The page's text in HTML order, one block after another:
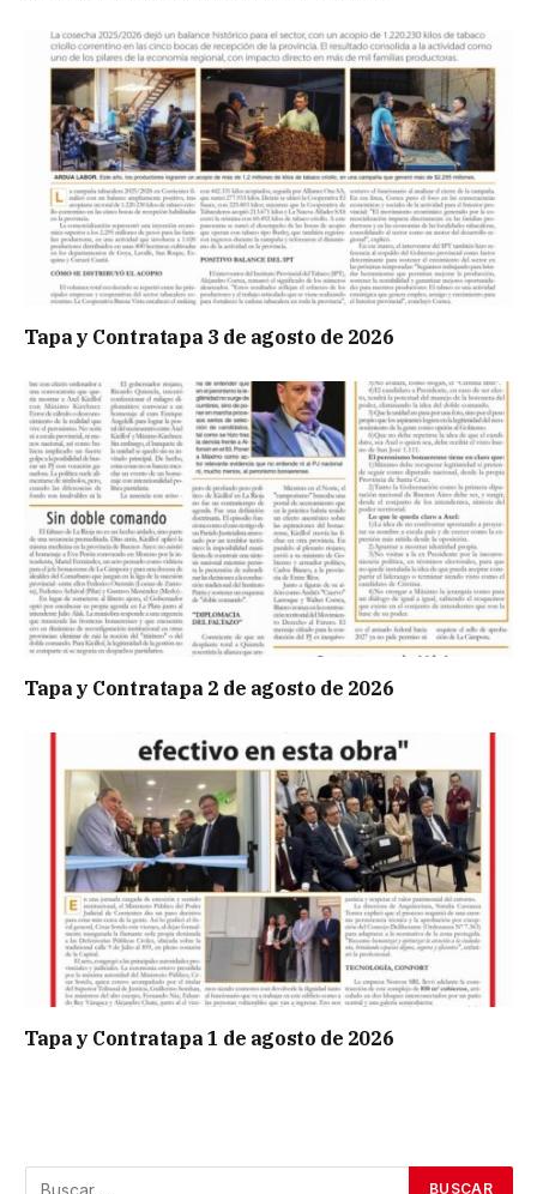
Tapa y Contratapa 3 de agosto de 2026
Tapa y Contratapa 2 de agosto de 2026
Tapa y Contratapa 1 de agosto de 2026